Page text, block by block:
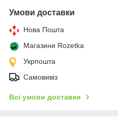
Умови доставки
Нова Пошта
Магазини Rozetka
Укрпошта
Самовивіз
Всі умови доставки